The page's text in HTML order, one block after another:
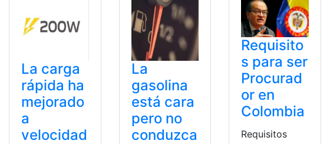
La carga
rápida ha
mejorado
a
velocidad
La
gasolina
está cara
pero no
conduzca
Requisito
s para ser
Procurad
or en
Colombia
Requisitos